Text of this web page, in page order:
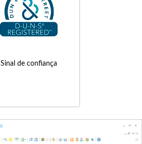
Sinal de confiança